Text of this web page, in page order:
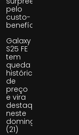
pelo
custo-
benefício
Galaxy
S25 FE
tem
queda
histórica
de
preço
e vira
destaque
neste
domingo
(21)